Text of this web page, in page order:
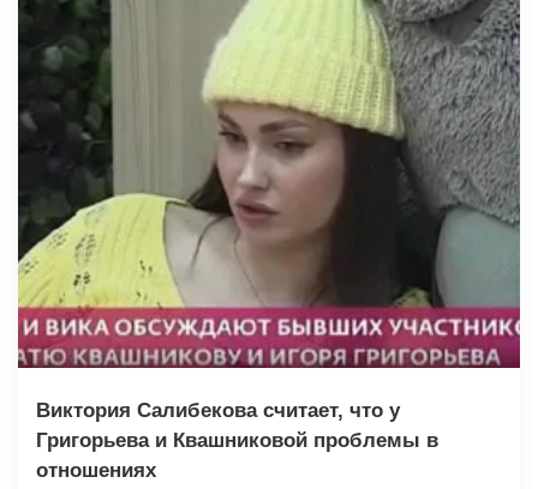
Виктория Салибекова считает, что у
Григорьева и Квашниковой проблемы в
отношениях